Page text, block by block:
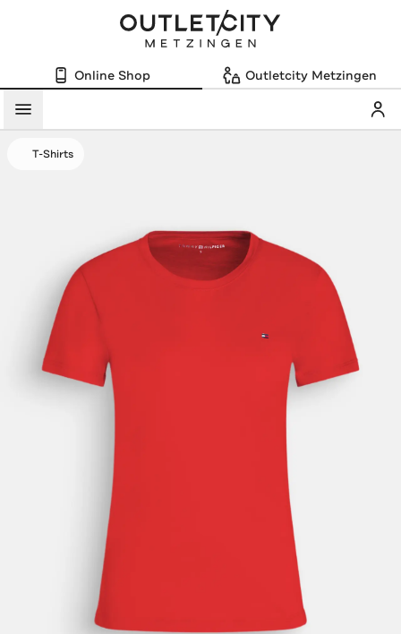
Online Shop Outletcity Metzingen
Menü
T-Shirts